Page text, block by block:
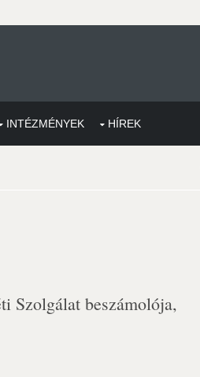
INTÉZMÉNYEK HÍREK
Szolgálat beszámolója,